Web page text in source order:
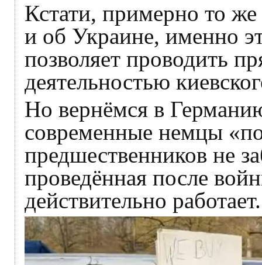
Кстати, примерно то же
и об Украине, именно
позволяет проводить
деятельностью
Но вернёмся в
современные немцы
предшественников не
проведённая после
действительно работает.